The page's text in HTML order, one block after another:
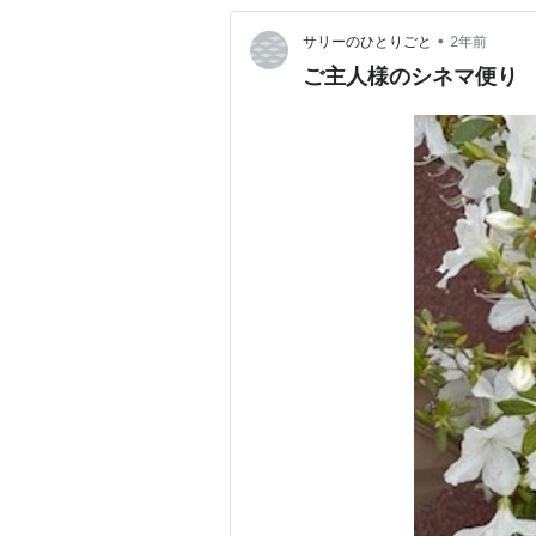
サリーのひとりごと • 2年前
ご主人様のシネマ便り